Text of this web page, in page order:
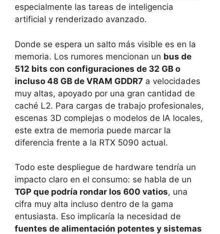
especialmente las tareas de inteligencia
artificial y renderizado avanzado.
Donde se espera un salto más visible es en la
memoria. Los rumores mencionan un bus de
512 bits con configuraciones de 32 GB o
incluso 48 GB de VRAM GDDR7 a velocidades
muy altas, apoyado por una gran cantidad de
caché L2. Para cargas de trabajo profesionales,
escenas 3D complejas o modelos de IA locales,
este extra de memoria puede marcar la
diferencia frente a la RTX 5090 actual.
Todo este despliegue de hardware tendría un
impacto claro en el consumo: se habla de un
TGP que podría rondar los 600 vatios, una
cifra muy alta incluso dentro de la gama
entusiasta. Eso implicaría la necesidad de
fuentes de alimentación potentes y sistemas